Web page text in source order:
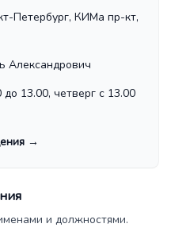
Петербург, КИМа пр-кт,
Александрович
до 13.00, четверг с 13.00
→
и должностями.